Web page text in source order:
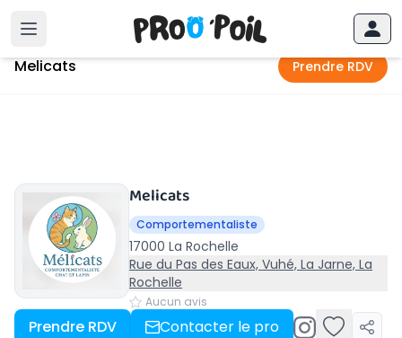
Accueil ›Melicats
Melicats Prendre RDV
Melicats
Comportementaliste
17000 La Rochelle
Rue du Pas des Eaux, Vuhé, La Jarne, La
Rochelle
Aucun avis
Prendre RDV Contacter le pro